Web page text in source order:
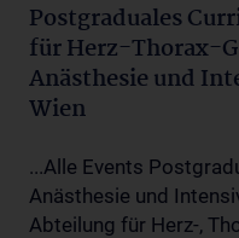
Postgraduales
für Herz-Thorax-
Anästhesie und
Wien
...Alle Events
Anästhesie und
Abteilung für Herz-,